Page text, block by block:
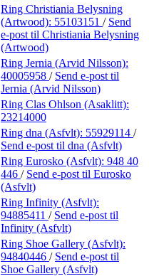
Ring Christiania Belysning
(Artwood): 55103151 / Send
e-post til Christiania Belysning
(Artwood)
Ring Jernia (Arvid Nilsson):
40005958 / Send e-post til
Jernia (Arvid Nilsson)
Ring Clas Ohlson (Asaklitt):
23214000
Ring dna (Asfvlt): 55929114 /
Send e-post til dna (Asfvlt)
Ring Eurosko (Asfvlt): 948 40
446 / Send e-post til Eurosko
(Asfvlt)
Ring Infinity (Asfvlt):
94885411 / Send e-post til
Infinity (Asfvlt)
Ring Shoe Gallery (Asfvlt):
94840446 / Send e-post til
Shoe Gallery (Asfvlt)